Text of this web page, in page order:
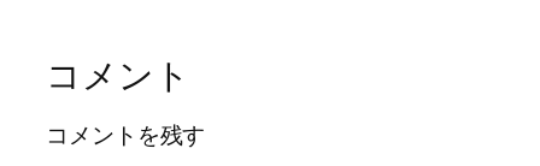
コメント
コメントを残す